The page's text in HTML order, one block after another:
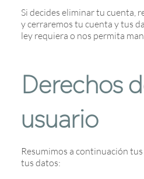
Si decides eliminar tu cuenta,
y cerraremos tu cuenta y tus
ley requiera o nos permita
Derechos
usuario
Resumimos a continuación
tus datos: